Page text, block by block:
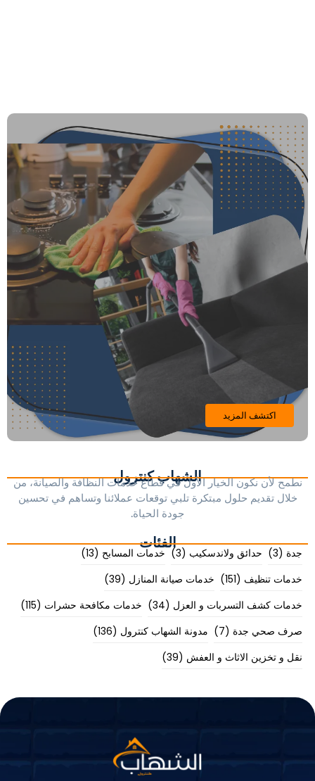
الشهاب كنترول
نطمح لأن نكون الخيار الأول في قطاع خدمات النظافة والصيانة، من
خلال تقديم حلول مبتكرة تلبي توقعات عملائنا وتساهم في تحسين
جودة الحياة.
اكتشف المزيد
الفئات
جدة (3) حدائق ولاندسكيب (3) خدمات المسابح (13)
خدمات تنظيف (151) خدمات صيانة المنازل (39)
خدمات كشف التسربات و العزل (34) خدمات مكافحة حشرات (115)
صرف صحي جدة (7) مدونة الشهاب كنترول (136)
نقل و تخزين الاثاث و العفش (39)